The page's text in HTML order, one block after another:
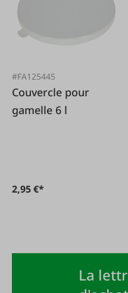
#FA125445
Couvercle pour
gamelle 6 l
2,95 €*
La